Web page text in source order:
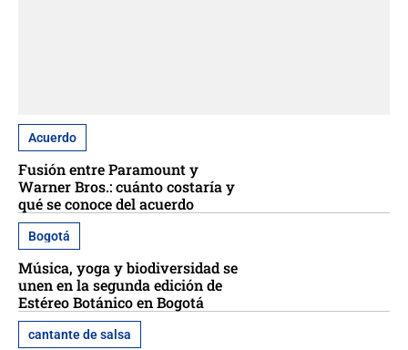
Acuerdo
Fusión entre Paramount y
Warner Bros.: cuánto costaría y
qué se conoce del acuerdo
Bogotá
Música, yoga y biodiversidad se
unen en la segunda edición de
Estéreo Botánico en Bogotá
cantante de salsa